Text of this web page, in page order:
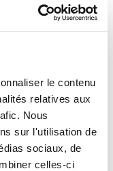
le contenu
relatives aux
Nous
sur l'utilisation de
sociaux, de
celles-ci
?